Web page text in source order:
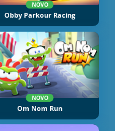
NOVO
Obby Parkour Racing
NOVO
Om Nom Run